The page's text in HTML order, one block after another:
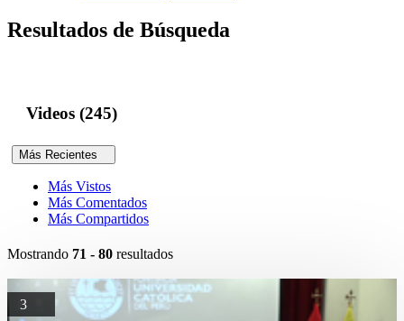
Resultados de Búsqueda
Videos (245)
Más Recientes
Más Vistos
Más Comentados
Más Compartidos
Mostrando 71 - 80 resultados
3